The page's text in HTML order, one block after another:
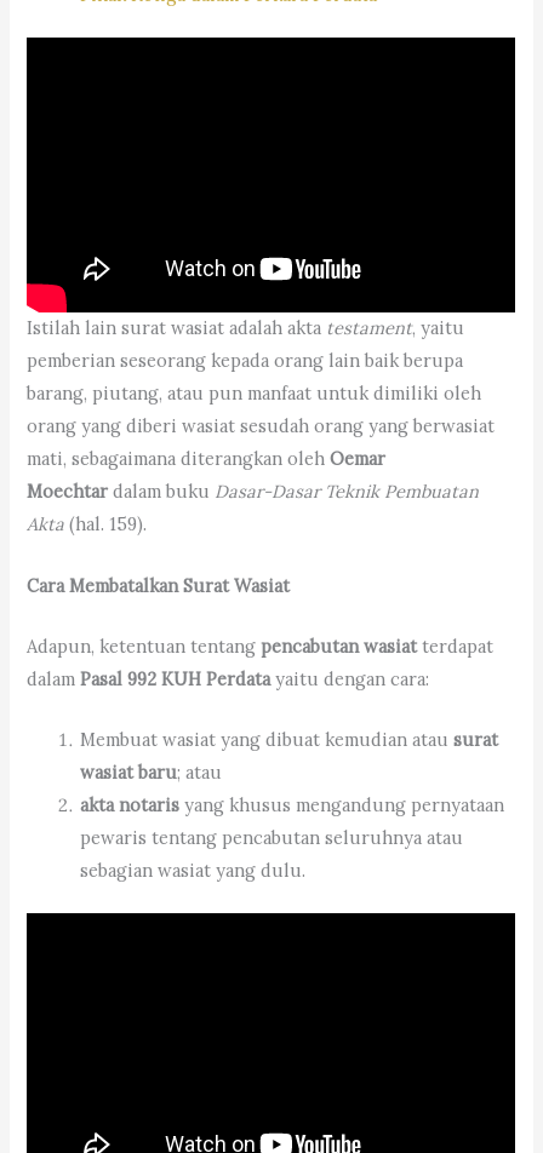
Istilah lain surat wasiat adalah akta testament, yaitu
pemberian seseorang kepada orang lain baik berupa
barang, piutang, atau pun manfaat untuk dimiliki oleh
orang yang diberi wasiat sesudah orang yang berwasiat
mati, sebagaimana diterangkan olehOemar
Moechtardalam buku Dasar-Dasar Teknik Pembuatan
Akta(hal. 159).
Cara Membatalkan Surat Wasiat
Adapun, ketentuan tentang pencabutan wasiatterdapat
dalamPasal 992 KUH Perdatayaitu dengan cara:
Membuat wasiat yang dibuat kemudian atausurat
wasiat baru; atau
akta notaris yang khusus mengandung pernyataan
pewaris tentang pencabutan seluruhnya atau
sebagian wasiat yang dulu.